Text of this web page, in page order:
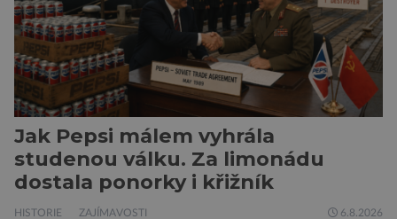
Jak Pepsi málem vyhrála
studenou válku. Za limonádu
dostala ponorky i křižník
HISTORIE ZAJÍMAVOSTI 6.8.2026